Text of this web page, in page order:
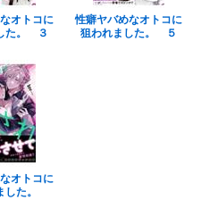
オトコに
た。 ３
性癖ヤバめなオトコに
狙われました。 ５
オトコに
た。